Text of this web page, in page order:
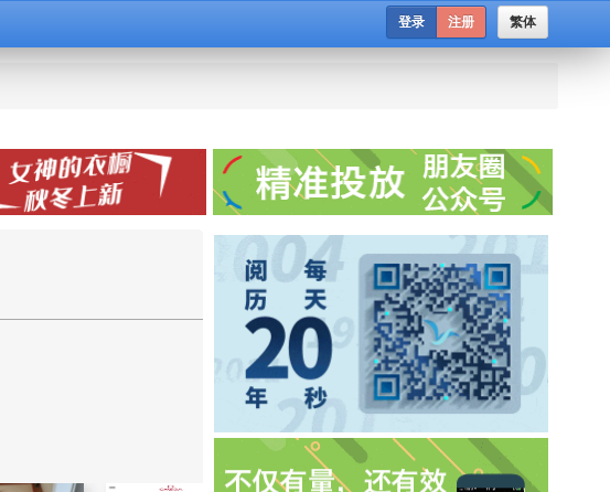
繁体
登录 注册